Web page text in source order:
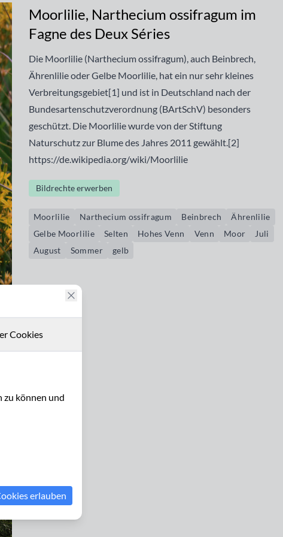
Moorlilie, Narthecium ossifragum im
Fagne des Deux Séries
Die Moorlilie (Narthecium ossifragum), auch Beinbrech,
Ährenlilie oder Gelbe Moorlilie, hat ein nur sehr kleines
Verbreitungsgebiet[1] und ist in Deutschland nach der
Bundesartenschutzverordnung (BArtSchV) besonders
geschützt. Die Moorlilie wurde von der Stiftung
Naturschutz zur Blume des Jahres 2011 gewählt.[2]
https://de.wikipedia.org/wiki/Moorlilie
Bildrechte erwerben
Moorlilie Narthecium ossifragum Beinbrech
Ährenlilie
Gelbe Moorlilie
Selten Hohes Venn Venn Moor
Juli
August
Sommer gelb
Cookies
zu können und
erlauben